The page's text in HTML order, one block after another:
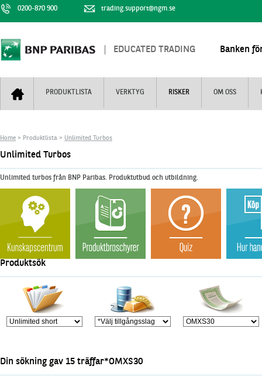
0200-870 900 trading.support@ngm.se
EDUCATED TRADING Banken
PRODUKTLISTA VERKTYG RISKER OM OSS
Mini Futures
Unlimited Turbos
Nya produkter
Stoppade & förfallna produkter
Utsålda produkter
Nyhestbrev+
Realtidskurser
Knock-plocken
Kunskapscentra
Hur handlar jag
Marknadsöversikt
Finansiell information
Home > Produktlista > Unlimited Turbos
Unlimited Turbos
Unlimited turbos från BNP Paribas. Produktutbud och utbildning.
Produktsök
Din sökning gav 15 träffar*OMXS30